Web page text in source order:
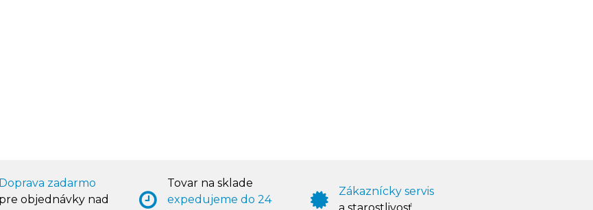
Doprava zadarmo
pre objednávky nad
Tovar na sklade
expedujeme do 24
Zákaznícky servis